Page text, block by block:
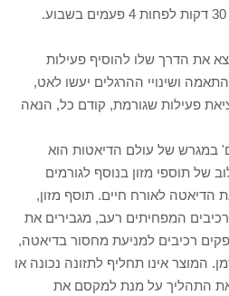
את הדרך שלו להוסיף פעילות
ושינויי ההרגלים יעשו לאט,
פעילות שגורמת, קודם כל, הנאה
במגרש של עולם הדיאטות הוא
של תוספי מזון בנוסף לגורמים
הדיאטה לאורח חיים. תוסף מזון,
המפחיתים רעב, מגבירים את
רכיבים למניעת מחסור בדיאטה,
המוצר אינו תחליף לתזונה נכונה או
את התהליך על מנת למקסם את